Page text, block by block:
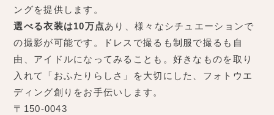
ングを提供します。
選べる衣装は10万点あり、様々なシチュエーションで
の撮影が可能です。ドレスで撮るも制服で撮るも自
由、アイドルになってみることも。好きなものを取り
入れて「おふたりらしさ」を大切にした、フォトウエ
ディング創りをお手伝いします。
〒150-0043